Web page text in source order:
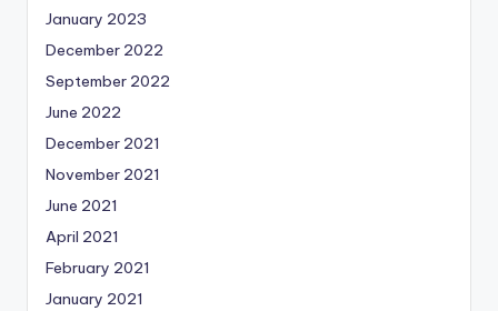
January 2023
December 2022
September 2022
June 2022
December 2021
November 2021
June 2021
April 2021
February 2021
January 2021